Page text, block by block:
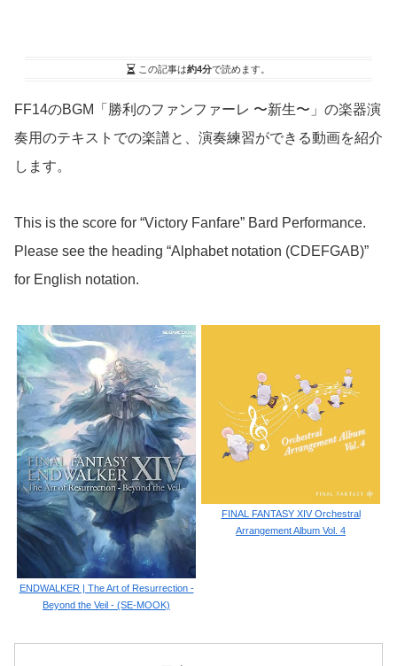
この記事は約4分で読めます。
FF14のBGM「勝利のファンファーレ 〜新生〜」の楽器演
奏用のテキストでの楽譜と、演奏練習ができる動画を紹介
します。
This is the score for “Victory Fanfare” Bard Performance.
Please see the heading “Alphabet notation (CDEFGAB)”
for English notation.
ENDWALKER | The Art of Resurrection -
Beyond the Veil - (SE-MOOK)
FINAL FANTASY XIV Orchestral
Arrangement Album Vol. 4